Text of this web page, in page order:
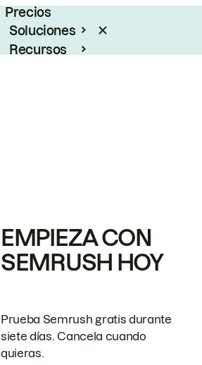
Precios
Soluciones
Recursos
EMPIEZA CON
SEMRUSH HOY
Prueba Semrush gratis durante
siete días. Cancela cuando
quieras.